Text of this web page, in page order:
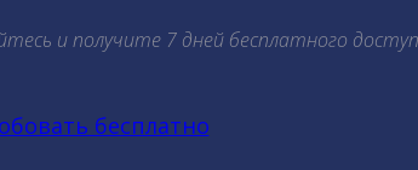
и получите 7 дней бесплатного
бесплатно